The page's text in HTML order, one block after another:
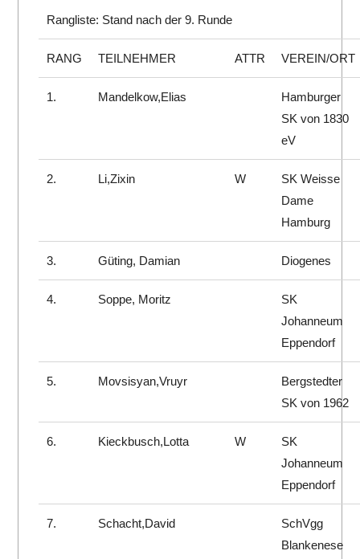
Rangliste: Stand nach der 9. Runde
RANG TEILNEHMER ATTR VEREIN/ORT
1. Mandelkow,Elias
Hamburger
SK von 1830
eV
2. Li,Zixin W
SK Weisse
Dame
Hamburg
3. Güting, Damian Diogenes
4. Soppe, Moritz
SK
Johanneum
Eppendorf
5. Movsisyan,Vruyr
Bergstedter
SK von 1962
6. Kieckbusch,Lotta W
SK
Johanneum
Eppendorf
7. Schacht,David
SchVgg
Blankenese